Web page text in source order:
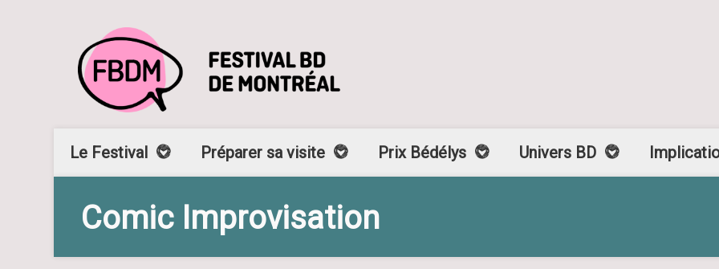
Le Festival Préparer sa visite Prix Bédélys Univers BD
Comic Improvisation